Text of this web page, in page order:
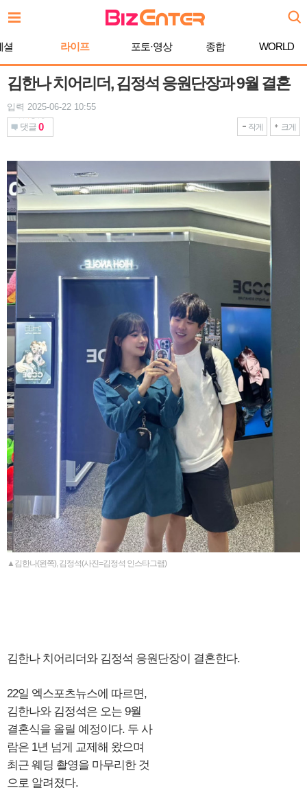
문
로셜 라이프 포토·영상 종합 WORLD
김한나 치어리더, 김정석 응원단장과 9월 결혼
입력 2025-06-22 10:55
댓글 0 작게 크게
▲김한나(왼쪽), 김정석(사진=김정석 인스타그램)
김한나 치어리더와 김정석 응원단장이 결혼한다.
22일 엑스포츠뉴스에 따르면,
김한나와 김정석은 오는 9월
결혼식을 올릴 예정이다. 두 사
람은 1년 넘게 교제해 왔으며
최근 웨딩 촬영을 마무리한 것
으로 알려졌다.